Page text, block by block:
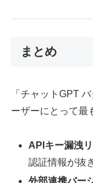
まとめ
「チャットGPT
ーザーにとって最
APIキー漏洩
認証情報が抜
外部連携バー